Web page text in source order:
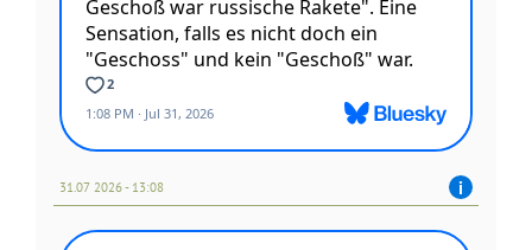
31.07 2026 - 13:08